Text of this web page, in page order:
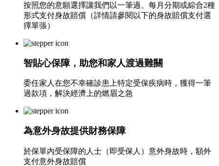
按照您的意願選擇讓我們以一筆過、每月分期或綜合2種
形式支付身故賠償（詳情請參閱以下的身故賠償支付選
擇單張）
智貼心保障，助您和家人渡過難關
委任家人在您不幸確診患上特定受保疾病時，獲得一筆
過款項，解決經濟上的燃眉之急
為意外身故提供財務保障
於保單內受保障的人士（即受保人）意外身故時，額外
支付意外身故賠償